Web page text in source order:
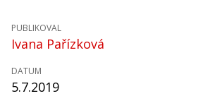
PUBLIKOVAL
Ivana Pařízková
DATUM
5.7.2019